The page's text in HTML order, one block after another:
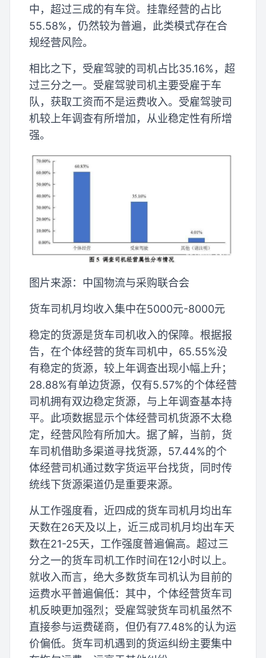
中，超过三成的有车贷。挂靠经营的占比
55.58%，仍然较为普遍，此类模式存在合
规经营风险。
相比之下，受雇驾驶的司机占比35.16%，超
过三分之一。受雇驾驶司机主要受雇于车
队，获取工资而不是运费收入。受雇驾驶司
机较上年调查有所增加，从业稳定性有所增
强。
图片来源：中国物流与采购联合会
货车司机月均收入集中在5000元-8000元
稳定的货源是货车司机收入的保障。根据报
告，在个体经营的货车司机中，65.55%没
有稳定的货源，较上年调查出现小幅上升；
28.88%有单边货源，仅有5.57%的个体经营
司机拥有双边稳定货源，与上年调查基本持
平。此项数据显示个体经营司机货源不太稳
定，经营风险有所加大。据了解，当前，货
车司机借助多渠道寻找货源，57.44%的个
体经营司机通过数字货运平台找货，同时传
统线下货源渠道仍是重要来源。
从工作强度看，近四成的货车司机月均出车
天数在26天及以上，近三成司机月均出车天
数在21-25天，工作强度普遍偏高。超过三
分之一的货车司机工作时间在12小时以上。
就收入而言，绝大多数货车司机认为目前的
运费水平普遍偏低：其中，个体经营货车司
机反映更加强烈；受雇驾驶货车司机虽然不
直接参与运费磋商，但仍有77.48%的认为运
价偏低。货车司机遇到的货运纠纷主要集中